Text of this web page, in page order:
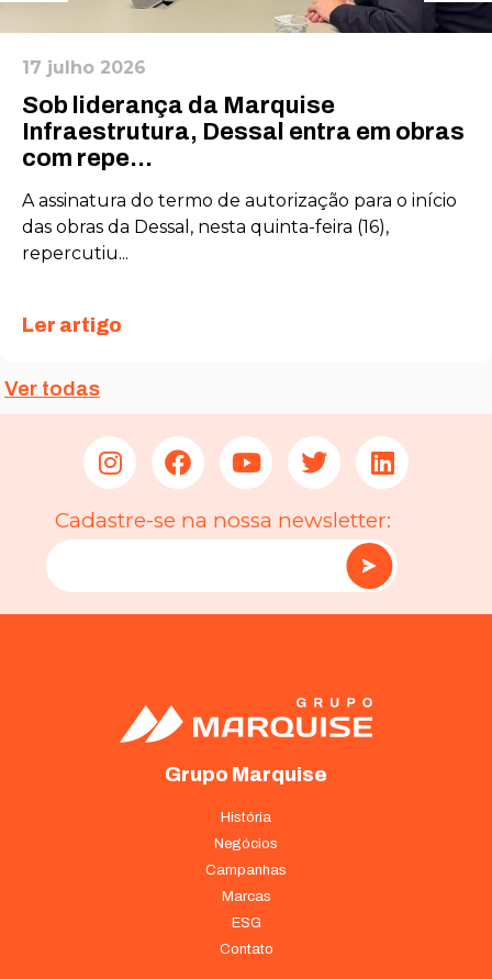
17 julho 2026
Sob liderança da Marquise
Infraestrutura, Dessal entra em obras
com repe...
A assinatura do termo de autorização para o início
das obras da Dessal, nesta quinta-feira (16),
repercutiu...
Ler artigo
Ver todas
Cadastre-se na nossa newsletter:
Grupo Marquise
História
Negócios
Campanhas
Marcas
ESG
Contato